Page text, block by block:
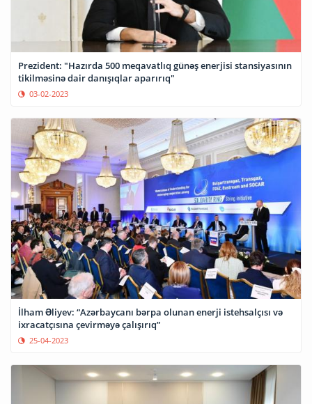
Prezident: "Hazırda 500 meqavatlıq günəş enerjisi stansiyasının
tikilməsinə dair danışıqlar aparırıq"
03-02-2023
İlham Əliyev: “Azərbaycanı bərpa olunan enerji istehsalçısı və
ixracatçısına çevirməyə çalışırıq”
25-04-2023